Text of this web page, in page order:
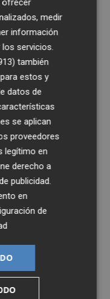
ofrecer
medir
información
los servicios.
también
estos y
datos de
se aplican
proveedores
legítimo en
derecho a
publicidad.
en
de